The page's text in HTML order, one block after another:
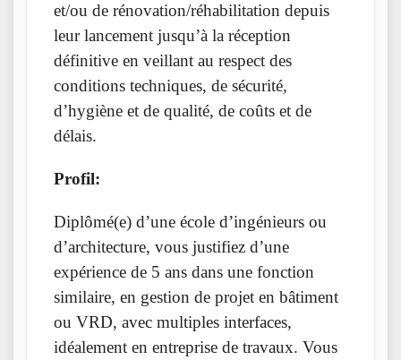
et/ou de rénovation/réhabilitation depuis
leur lancement jusqu’à la réception
définitive en veillant au respect des
conditions techniques, de sécurité,
d’hygiène et de qualité, de coûts et de
délais.
Profil:
Diplômé(e) d’une école d’ingénieurs ou
d’architecture, vous justifiez d’une
expérience de 5 ans dans une fonction
similaire, en gestion de projet en bâtiment
ou VRD, avec multiples interfaces,
idéalement en entreprise de travaux. Vous